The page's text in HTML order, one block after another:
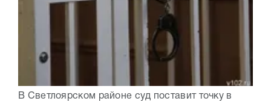
В Светлоярском районе суд поставит точку в